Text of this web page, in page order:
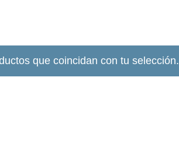
que coincidan con tu selección.